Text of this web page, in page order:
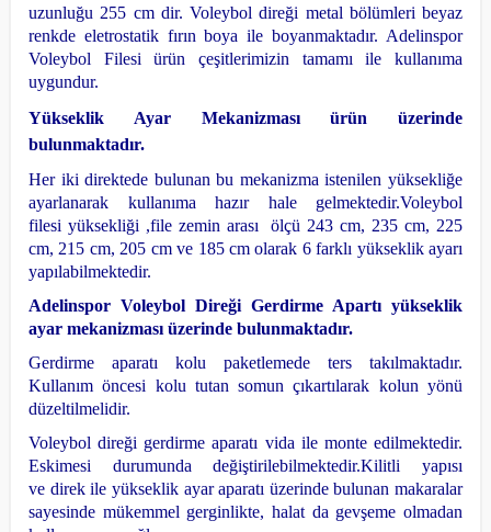
uzunluğu 255 cm dir. Voleybol direği metal bölümleri beyaz
renkde eletrostatik fırın boya ile boyanmaktadır. Adelinspor
Voleybol Filesi ürün çeşitlerimizin tamamı ile kullanıma
uygundur.
Yükseklik Ayar Mekanizması ürün üzerinde
bulunmaktadır.
Her iki direktede bulunan bu mekanizma istenilen yüksekliğe
ayarlanarak kullanıma hazır hale gelmektedir.Voleybol
filesi yüksekliği ,file zemin arası ölçü 243 cm, 235 cm, 225
cm, 215 cm, 205 cm ve 185 cm olarak 6 farklı yükseklik ayarı
yapılabilmektedir.
Adelinspor Voleybol Direği Gerdirme Apartı yükseklik
ayar mekanizması üzerinde bulunmaktadır.
Gerdirme aparatı kolu paketlemede ters takılmaktadır.
Kullanım öncesi kolu tutan somun çıkartılarak kolun yönü
düzeltilmelidir.
Voleybol direği gerdirme aparatı vida ile monte edilmektedir.
Eskimesi durumunda değiştirilebilmektedir.Kilitli yapısı
ve direk ile yükseklik ayar aparatı üzerinde bulunan makaralar
sayesinde mükemmel gerginlikte, halat da gevşeme olmadan